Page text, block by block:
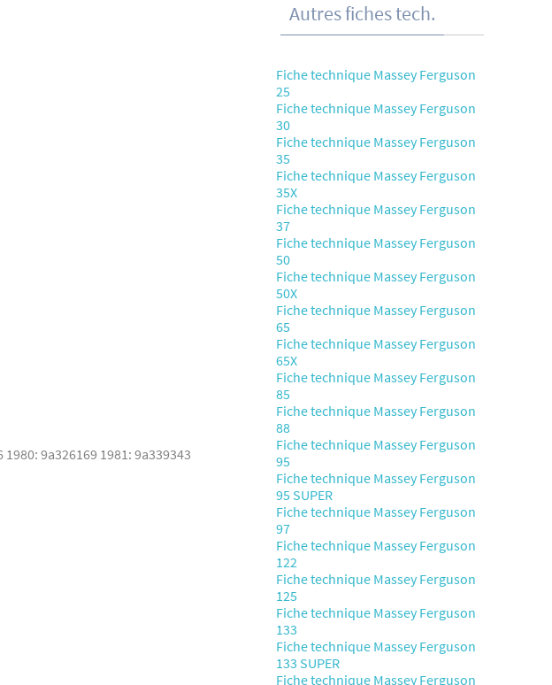
9a326169 1981: 9a339343
Autres fiches tech.
Fiche technique Massey Ferguson
25
Fiche technique Massey Ferguson
30
Fiche technique Massey Ferguson
35
Fiche technique Massey Ferguson
35X
Fiche technique Massey Ferguson
37
Fiche technique Massey Ferguson
50
Fiche technique Massey Ferguson
50X
Fiche technique Massey Ferguson
65
Fiche technique Massey Ferguson
65X
Fiche technique Massey Ferguson
85
Fiche technique Massey Ferguson
88
Fiche technique Massey Ferguson
95
Fiche technique Massey Ferguson
95 SUPER
Fiche technique Massey Ferguson
97
Fiche technique Massey Ferguson
122
Fiche technique Massey Ferguson
125
Fiche technique Massey Ferguson
133
Fiche technique Massey Ferguson
133 SUPER
Fiche technique Massey Ferguson